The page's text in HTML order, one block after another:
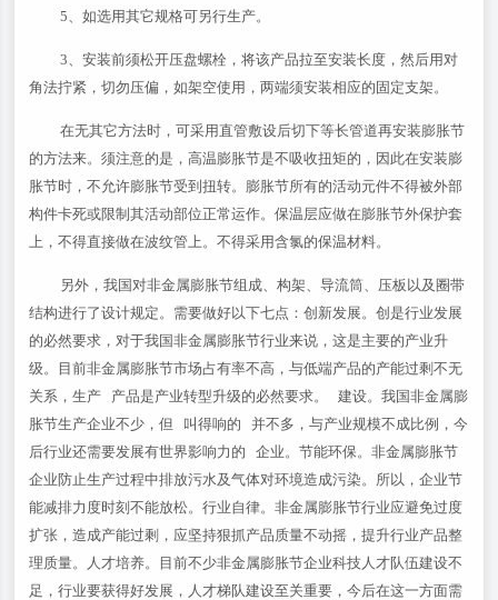
5、如选用其它规格可另行生产。
3、安装前须松开压盘螺栓，将该产品拉至安装长度，然后用对
角法拧紧，切勿压偏，如架空使用，两端须安装相应的固定支架。
在无其它方法时，可采用直管敷设后切下等长管道再安装膨胀节
的方法来。须注意的是，高温膨胀节是不吸收扭矩的，因此在安装膨
胀节时，不允许膨胀节受到扭转。膨胀节所有的活动元件不得被外部
构件卡死或限制其活动部位正常运作。保温层应做在膨胀节外保护套
上，不得直接做在波纹管上。不得采用含氯的保温材料。
另外，我国对非金属膨胀节组成、构架、导流筒、压板以及圈带
结构进行了设计规定。需要做好以下七点：创新发展。创是行业发展
的必然要求，对于我国非金属膨胀节行业来说，这是主要的产业升
级。目前非金属膨胀节市场占有率不高，与低端产品的产能过剩不无
关系，生产 产品是产业转型升级的必然要求。 建设。我国非金属膨
胀节生产企业不少，但 叫得响的 并不多，与产业规模不成比例，今
后行业还需要发展有世界影响力的 企业。节能环保。非金属膨胀节
企业防止生产过程中排放污水及气体对环境造成污染。所以，企业节
能减排力度时刻不能放松。行业自律。非金属膨胀节行业应避免过度
扩张，造成产能过剩，应坚持狠抓产品质量不动摇，提升行业产品整
理质量。人才培养。目前不少非金属膨胀节企业科技人才队伍建设不
足，行业要获得好发展，人才梯队建设至关重要，今后在这一方面需